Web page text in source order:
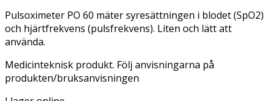
Pulsoximeter PO 60 mäter syresättningen i blodet (SpO2)
och hjärtfrekvens (pulsfrekvens). Liten och lätt att
använda.
Medicinteknisk produkt. Följ anvisningarna på
produkten/bruksanvisningen